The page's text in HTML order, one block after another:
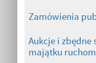
Zamówienia
Aukcje i zbędne
majątku